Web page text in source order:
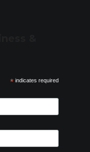
*indicates required